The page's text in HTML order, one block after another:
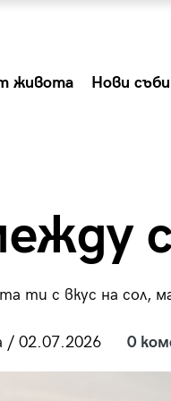
живота Нови
ти с вкус на сол,
/ 02.07.2026 0
Prelude: как